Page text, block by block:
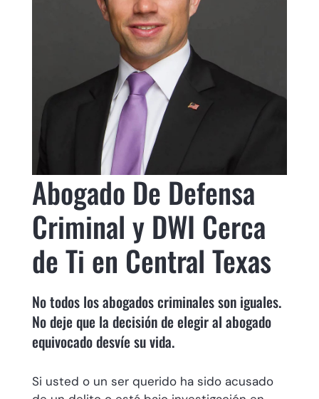
Abogado De Defensa
Criminal y DWI Cerca
de Ti en Central Texas
No todos los abogados criminales son iguales.
No deje que la decisión de elegir al abogado
equivocado desvíe su vida.
Si usted o un ser querido ha sido acusado